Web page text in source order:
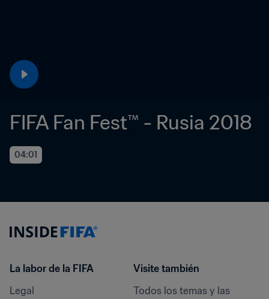
FIFA Fan Fest™ - Rusia 2018
04:01
La labor de la FIFA
Legal
Visite también
Todos los temas y las